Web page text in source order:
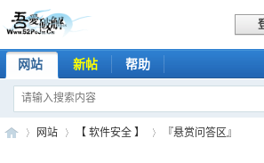
网站 新帖 帮助
网站 【 软件安全 】
『悬赏问答区』